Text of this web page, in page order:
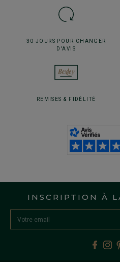
30 JOURS POUR CHANGER
D'AVIS
REMISES& FIDÉLITÉ
INSCRIPTION À